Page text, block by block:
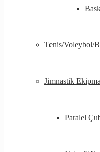
Tenis/Voleybol/
Jimnastik
Paralel